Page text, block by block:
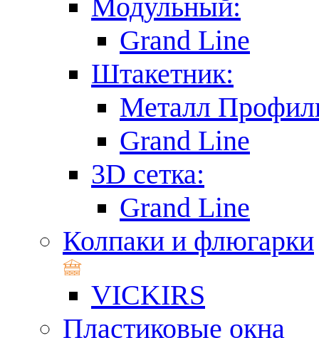
Модульный:
Grand Line
Штакетник:
Металл
Grand Line
3D сетка:
Grand Line
Колпаки и флюгарки
VICKIRS
Пластиковые окна